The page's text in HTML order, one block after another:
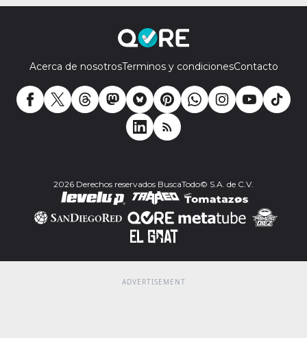
Acerca de nosotrosTerminos y condicionesContacto
2026 Derechos reservados BuscaTodo© S.A. de C.V.